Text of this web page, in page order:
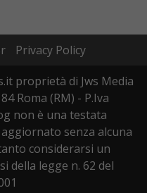
Privacy Policy
proprietà di Jws Media
Roma (RM) - P.Iva
non è una testata
senza alcuna
considerarsi un
della legge n. 62 del